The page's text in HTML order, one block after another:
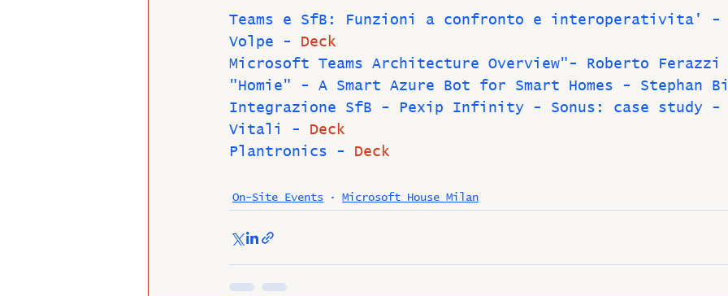
Teams e SfB: Funzioni a confronto e interoperativita'
Volpe -
Deck
Microsoft Teams Architecture Overview"- Roberto
"Homie" - A Smart Azure Bot for Smart Homes - Stephan
Integrazione SfB - Pexip Infinity - Sonus: case study -
Vitali -
Deck
Plantronics -
Deck
On-Site Events Microsoft House Milan